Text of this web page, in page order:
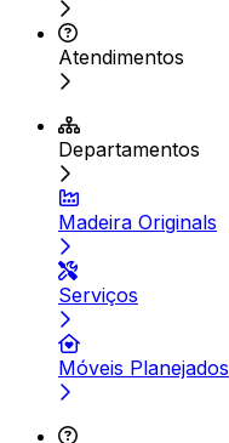
Atendimentos
Departamentos
Madeira Originals
Serviços
Móveis Planejados